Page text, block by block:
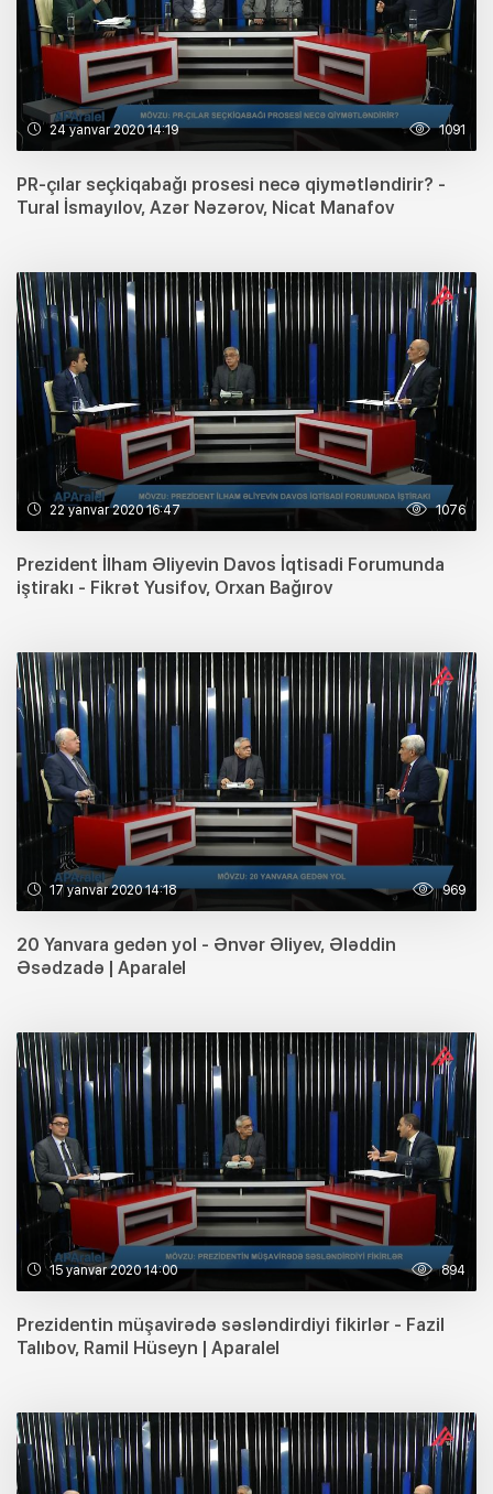
24 yanvar 2020 14:19 1091
PR-çılar seçkiqabağı prosesi necə qiymətləndirir? -
Tural İsmayılov, Azər Nəzərov, Nicat Manafov
22 yanvar 2020 16:47 1076
Prezident İlham Əliyevin Davos İqtisadi Forumunda
iştirakı - Fikrət Yusifov, Orxan Bağırov
17 yanvar 2020 14:18 969
20 Yanvara gedən yol - Ənvər Əliyev, Ələddin
Əsədzadə | Aparalel
15 yanvar 2020 14:00 894
Prezidentin müşavirədə səsləndirdiyi fikirlər - Fazil
Talıbov, Ramil Hüseyn | Aparalel